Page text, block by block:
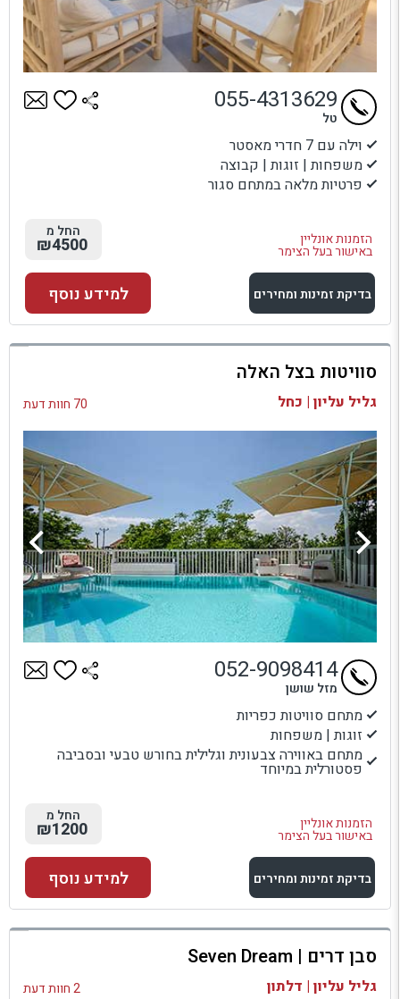
וילה עם 7 חדרי מאסטר
משפחות | זוגות | קבוצה
פרטיות מלאה במתחם סגור
הזמנות אונליין
באישור בעל הצימר
055-4313629
טל
החל מ
₪4500
בדיקת זמינות ומחירים
למתחם זה
בדיקת זמינות ומחירים
למידע נוסף
סוויטות בצל האלה
גליל עליון | כחל 70 חוות דעת
מתחם סוויטות כפריות
זוגות | משפחות
מתחם באווירה צבעונית וגלילית בחורש טבעי ובסביבה
פסטורלית במיוחד
הזמנות אונליין
באישור בעל הצימר
052-9098414
מזל שושן
החל מ
₪1200
בדיקת זמינות ומחירים
למתחם זה
בדיקת זמינות ומחירים
למידע נוסף
סבן דרים | Seven Dream
גליל עליון | דלתון 2 חוות דעת